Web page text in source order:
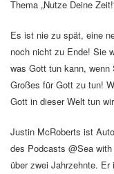
Thema „Nutze Deine
Es ist nie zu spät, eine
noch nicht zu Ende! Sie
was Gott tun kann,
Großes für Gott zu tun!
Gott in dieser Welt tun
Justin McRoberts ist
des Podcasts @Sea
über zwei Jahrzehnte. Er